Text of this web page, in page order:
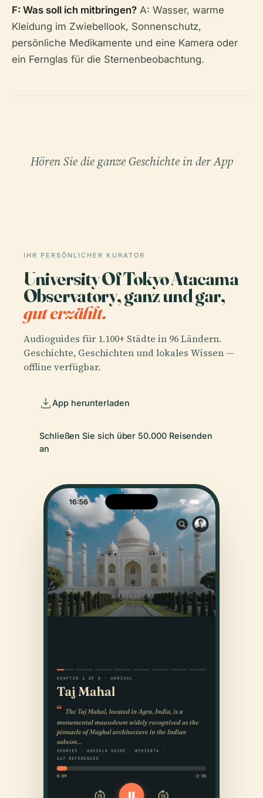
F: Was soll ich mitbringen? A: Wasser, warme
Kleidung im Zwiebellook, Sonnenschutz,
persönliche Medikamente und eine Kamera oder
ein Fernglas für die Sternenbeobachtung.
Hören Sie die ganze Geschichte in der App
IHR PERSÖNLICHER KURATOR
University Of Tokyo Atacama
Observatory, ganz und gar,
gut erzählt.
Audioguides für 1.100+ Städte in 96 Ländern.
Geschichte, Geschichten und lokales Wissen —
offline verfügbar.
App herunterladen
Schließen Sie sich über 50.000 Reisenden
an